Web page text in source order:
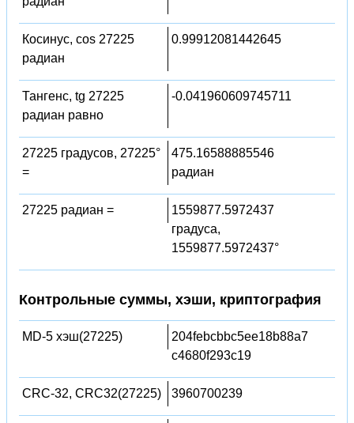
Косинус, cos 27225
радиан
0.99912081442645
Тангенс, tg 27225
радиан равно
-0.041960609745711
27225 градусов, 27225°
=
475.16588885546
радиан
27225 радиан =
1559877.5972437
градуса,
1559877.5972437°
Контрольные суммы, хэши, криптография
MD-5 хэш(27225)
204febcbbc5ee18b88a7
c4680f293c19
CRC-32, CRC32(27225) 3960700239